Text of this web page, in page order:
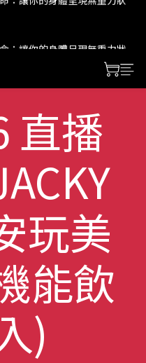
：讓你的身體呈現無重力狀
：讓你的身體呈現無重力狀
直播
玩美
能飲
)